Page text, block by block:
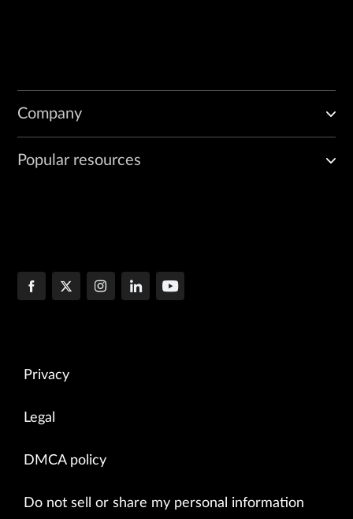
Company
Popular resources
Privacy
Legal
DMCA policy
Do not sell or share my personal information